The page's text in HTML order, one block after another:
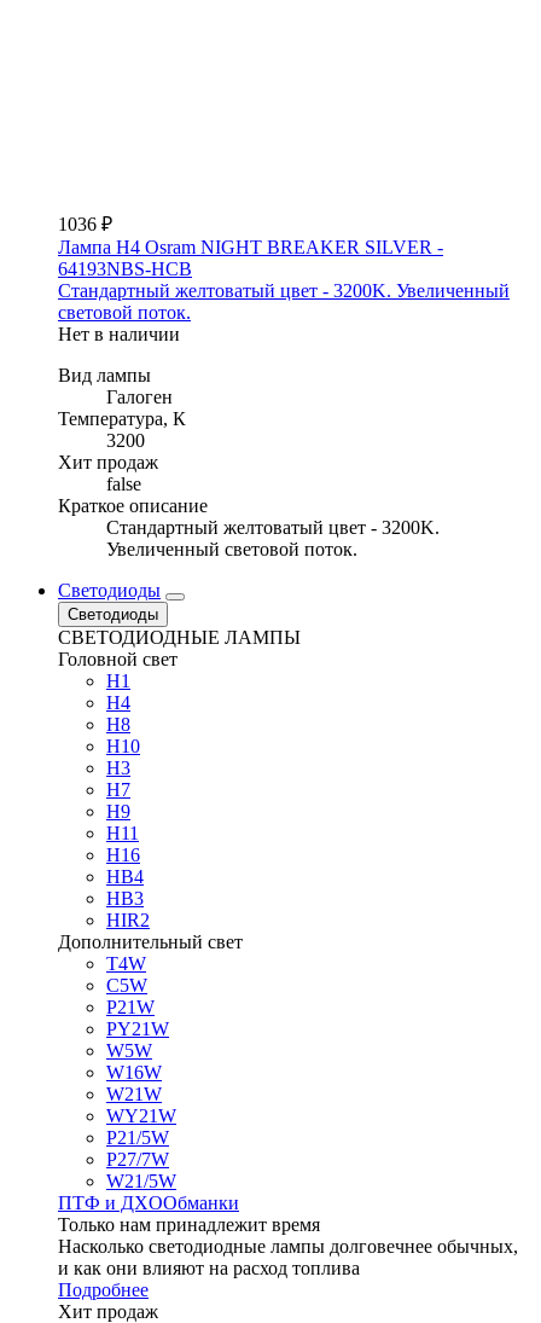
1036 ₽
Лампа H4 Osram NIGHT BREAKER SILVER -
64193NBS-HCB
Стандартный желтоватый цвет - 3200K. Увеличенный
световой поток.
Нет в наличии
Вид лампы
Галоген
Температура, К
3200
Хит продаж
false
Краткое описание
Стандартный желтоватый цвет - 3200K.
Увеличенный световой поток.
Светодиоды
Светодиоды
СВЕТОДИОДНЫЕ ЛАМПЫ
Головной свет
H1
H4
H8
H10
H3
H7
H9
H11
H16
HB4
HB3
HIR2
Дополнительный свет
T4W
C5W
P21W
PY21W
W5W
W16W
W21W
WY21W
P21/5W
P27/7W
W21/5W
ПТФ и ДXООбманки
Только нам принадлежит время
Насколько светодиодные лампы долговечнее обычных,
и как они влияют на расход топлива
Подробнее
Хит продаж